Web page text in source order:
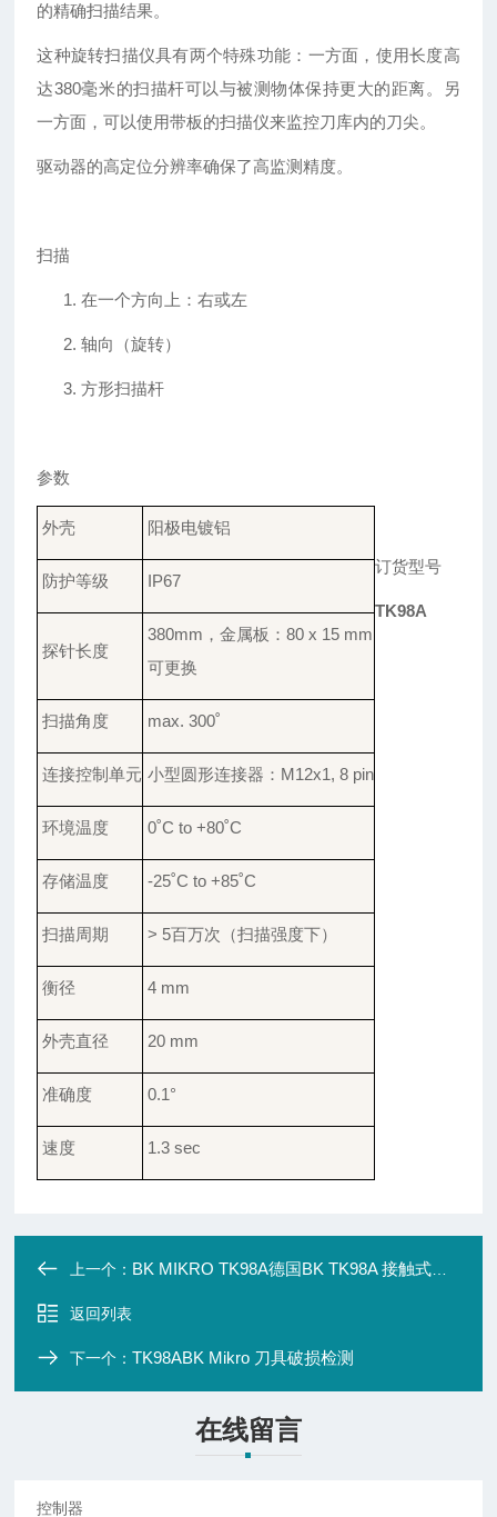
的精确扫描结果。
这种旋转扫描仪具有两个特殊功能：一方面，使用长度高
达380毫米的扫描杆可以与被测物体保持更大的距离。另
一方面，可以使用带板的扫描仪来监控刀库内的刀尖。
驱动器的高定位分辨率确保了高监测精度。
扫描
1.在一个方向上：右或左
2.轴向（旋转）
3.方形扫描杆
参数
外壳 阳极电镀铝
防护等级 IP67
探针长度
380mm ，金属板 ：80 x 15 mm
可更换
扫描角度 max. 300˚
连接控制单元 小型圆形连接器 ： M12x1, 8 pin
环境温度 0˚C to +80˚C
存储温度 -25˚C to +85˚C
扫描周期 > 5百万次 （扫描强度下）
衡径 4 mm
外壳直径 20 mm
准确度 0.1°
速度 1.3 sec
订货型号
TK98A
上一个： BK MIKRO TK98A德国BK TK98A 接触式断刀检测 扫描器
返回列表
下一个：TK98ABK Mikro 刀具破损检测
在线留言